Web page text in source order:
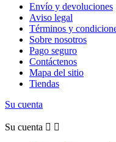
Envío y devoluciones
Aviso legal
Términos y
Sobre nosotros
Pago seguro
Contáctenos
Mapa del sitio
Tiendas
Su cuenta
Su cuenta  